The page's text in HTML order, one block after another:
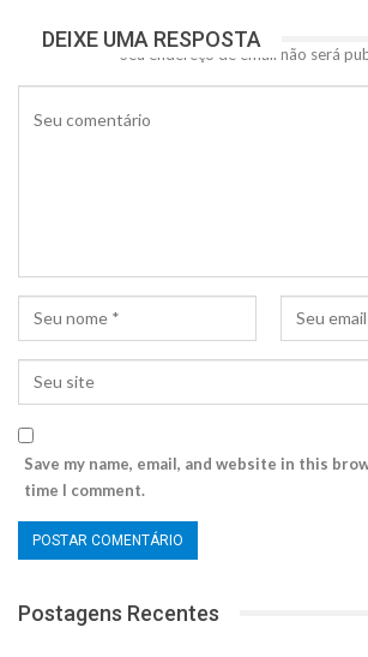
DEIXE UMA RESPOSTA
Seu endereço de email não será
Save my name, email, and website in this
time I comment.
Postagens Recentes